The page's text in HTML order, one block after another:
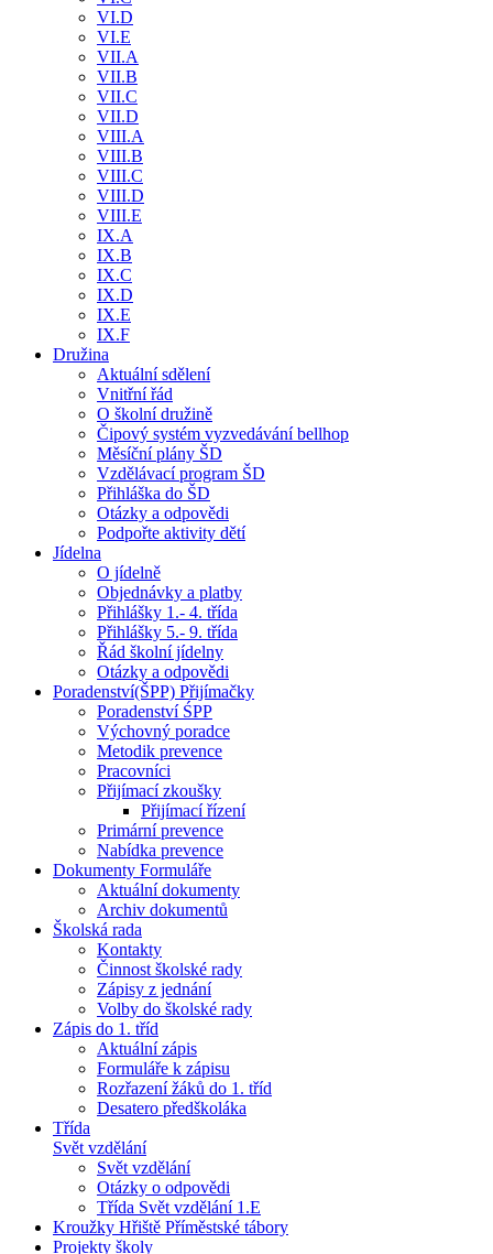
VI.D
VI.E
VII.A
VII.B
VII.C
VII.D
VIII.A
VIII.B
VIII.C
VIII.D
VIII.E
IX.A
IX.B
IX.C
IX.D
IX.E
IX.F
Družina
Aktuální sdělení
Vnitřní řád
O školní družině
Čipový systém vyzvedávání bellhop
Měsíční plány ŠD
Vzdělávací program ŠD
Přihláška do ŠD
Otázky a odpovědi
Podpořte aktivity dětí
Jídelna
O jídelně
Objednávky a platby
Přihlášky 1.- 4. třída
Přihlášky 5.- 9. třída
Řád školní jídelny
Otázky a odpovědi
Poradenství(ŠPP) Přijímačky
Poradenství ŚPP
Výchovný poradce
Metodik prevence
Pracovníci
Přijímací zkoušky
Přijímací řízení
Primární prevence
Nabídka prevence
Dokumenty Formuláře
Aktuální dokumenty
Archiv dokumentů
Školská rada
Kontakty
Činnost školské rady
Zápisy z jednání
Volby do školské rady
Zápis do 1. tříd
Aktuální zápis
Formuláře k zápisu
Rozřazení žáků do 1. tříd
Desatero předškoláka
Třída
Svět vzdělání
Svět vzdělání
Otázky o odpovědi
Třída Svět vzdělání 1.E
Kroužky Hřiště Příměstské tábory
Projekty školy